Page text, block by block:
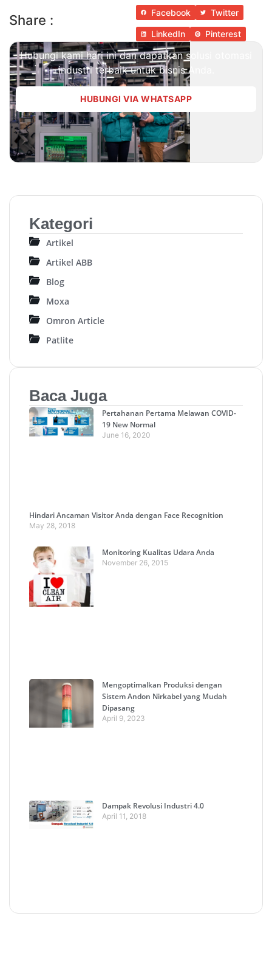
Share : Facebook Twitter
LinkedIn Pinterest
Hubungi kami hari ini dan dapatkan solusi otomasi
industri terbaik untuk bisnis Anda.
HUBUNGI VIA WHATSAPP
Kategori
Artikel
Artikel ABB
Blog
Moxa
Omron Article
Patlite
Baca Juga
Pertahanan Pertama Melawan COVID-
19 New Normal
June 16, 2020
Hindari Ancaman Visitor Anda dengan Face Recognition
May 28, 2018
Monitoring Kualitas Udara Anda
November 26, 2015
Mengoptimalkan Produksi dengan
Sistem Andon Nirkabel yang Mudah
Dipasang
April 9, 2023
Dampak Revolusi Industri 4.0
April 11, 2018